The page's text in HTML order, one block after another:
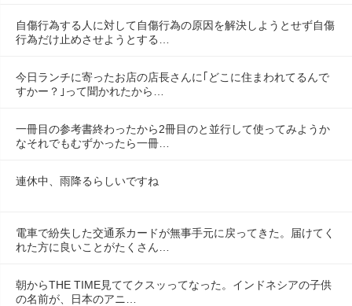
自傷行為する人に対して自傷行為の原因を解決しようとせず自傷
行為だけ止めさせようとする…
今日ランチに寄ったお店の店長さんに｢どこに住まわれてるんで
すかー？｣って聞かれたから…
一冊目の参考書終わったから2冊目のと並行して使ってみようか
なそれでもむずかったら一冊…
連休中、雨降るらしいですね
電車で紛失した交通系カードが無事手元に戻ってきた。届けてく
れた方に良いことがたくさん…
朝からTHE TIME見ててクスッってなった。インドネシアの子供
の名前が、日本のアニ…